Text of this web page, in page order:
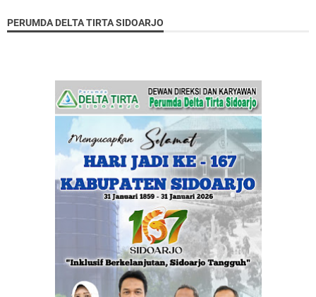
PERUMDA DELTA TIRTA SIDOARJO